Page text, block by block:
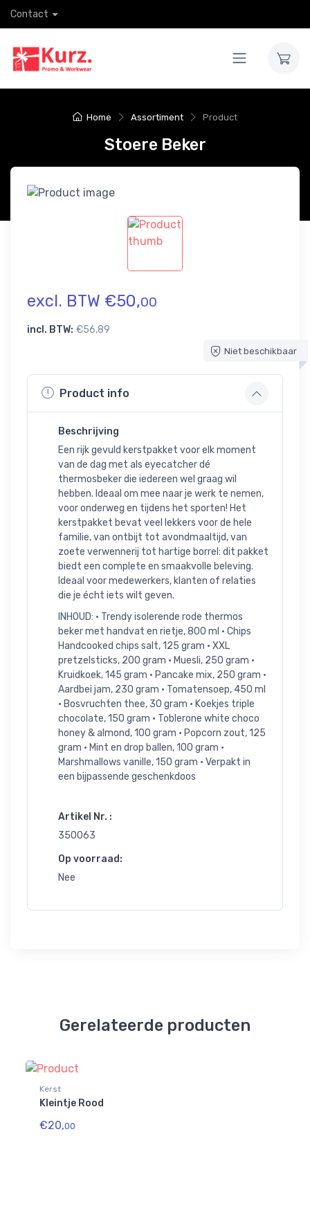
Contact
Home Assortiment Product
Stoere Beker
excl. BTW €50,00
incl. BTW: €56,89
Niet beschikbaar
Product info
Beschrijving
Een rijk gevuld kerstpakket voor elk moment
van de dag met als eyecatcher dé
thermosbeker die iedereen wel graag wil
hebben. Ideaal om mee naar je werk te nemen,
voor onderweg en tijdens het sporten! Het
kerstpakket bevat veel lekkers voor de hele
familie, van ontbijt tot avondmaaltijd, van
zoete verwennerij tot hartige borrel: dit pakket
biedt een complete en smaakvolle beleving.
Ideaal voor medewerkers, klanten of relaties
die je écht iets wilt geven.
INHOUD: • Trendy isolerende rode thermos
beker met handvat en rietje, 800 ml • Chips
Handcooked chips salt, 125 gram • XXL
pretzelsticks, 200 gram • Muesli, 250 gram •
Kruidkoek, 145 gram • Pancake mix, 250 gram •
Aardbei jam, 230 gram • Tomatensoep, 450 ml
• Bosvruchten thee, 30 gram • Koekjes triple
chocolate, 150 gram • Toblerone white choco
honey & almond, 100 gram • Popcorn zout, 125
gram • Mint en drop ballen, 100 gram •
Marshmallows vanille, 150 gram • Verpakt in
een bijpassende geschenkdoos
Artikel Nr. :
350063
Op voorraad:
Nee
Gerelateerde producten
Kerst
Kleintje Rood
€20,00